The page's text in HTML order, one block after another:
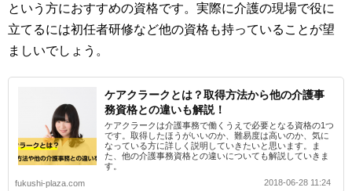
という方におすすめの資格です。実際に介護の現場で役に
立てるには初任者研修など他の資格も持っていることが望
ましいでしょう。
ケアクラークとは？取得方法から他の介護事
務資格との違いも解説！
ケアクラークは介護事務で働くうえで必要となる資格の1つ
です。取得したほうがいいのか、難易度は高いのか、気に
なっている方に詳しく説明していきたいと思います。ま
た、他の介護事務資格との違いについても解説していきま
す。
fukushi-plaza.com
2018-06-28 11:24